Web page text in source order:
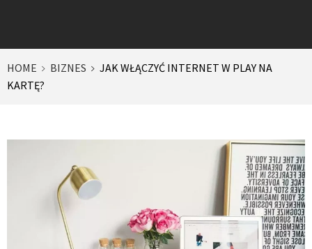
HOME BIZNES
JAK WŁĄCZYĆ INTERNET W PLAY NA
KARTĘ?